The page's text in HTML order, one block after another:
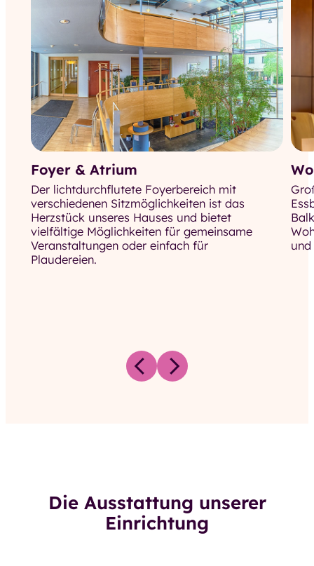
PreviousNext
Foyer & Atrium
Der lichtdurchflutete Foyerbereich mit
verschiedenen Sitzmöglichkeiten ist das
Herzstück unseres Hauses und bietet
vielfältige Möglichkeiten für gemeinsame
Veranstaltungen oder einfach für
Plaudereien.
Die Ausstattung unserer
Einrichtung